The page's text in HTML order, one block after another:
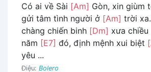
Có ai về Sài [Am] Gòn, xin giùm
gửi tâm tình người ở [Am] trời
chàng chiến binh [Dm] xưa
năm [E7] đó, định mệnh xui biệt
yêu ...
Điệu: Bolero